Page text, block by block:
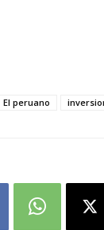
El peruano